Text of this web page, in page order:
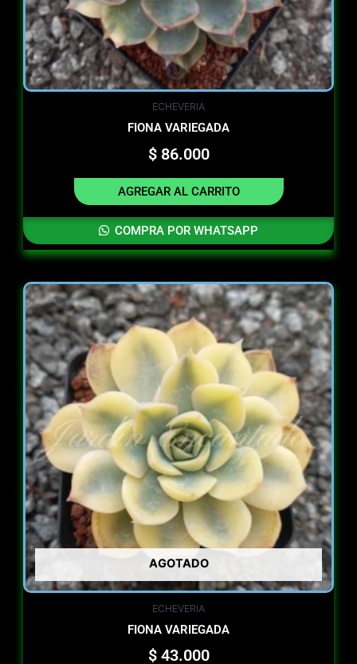
ECHEVERIA
FIONA VARIEGADA
$86.000
AGREGAR AL CARRITO
COMPRA POR WHATSAPP
AGOTADO
ECHEVERIA
FIONA VARIEGADA
$43.000